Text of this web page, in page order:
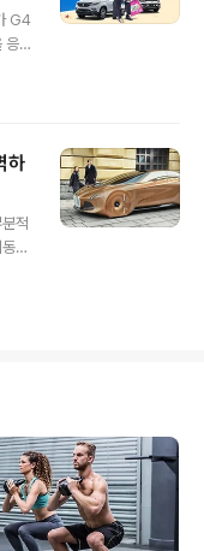
G4
응
참
를
하
적
하
도
기
율
7
2단